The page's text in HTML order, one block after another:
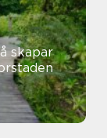
skapar